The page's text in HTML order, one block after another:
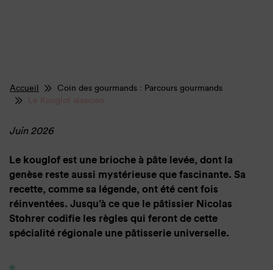
Accueil
Coin des gourmands : Parcours gourmands
Le Kouglof alsacien
Juin 2026
Le kouglof est une brioche à pâte levée, dont la
genèse reste aussi mystérieuse que fascinante. Sa
recette, comme sa légende, ont été cent fois
réinventées. Jusqu’à ce que le pâtissier Nicolas
Stohrer codifie les règles qui feront de cette
spécialité régionale une pâtisserie universelle.